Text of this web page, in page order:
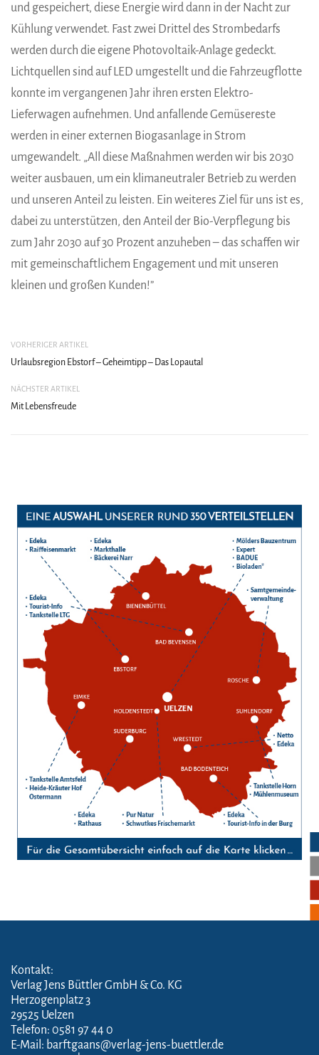
und gespeichert, diese Energie wird dann in der Nacht zur
Kühlung verwendet. Fast zwei Drittel des Strombedarfs
werden durch die eigene Photovoltaik-Anlage gedeckt.
Lichtquellen sind auf LED umgestellt und die Fahrzeugflotte
konnte im vergangenen Jahr ihren ersten Elektro-
Lieferwagen aufnehmen. Und anfallende Gemüsereste
werden in einer externen Biogasanlage in Strom
umgewandelt. „All diese Maßnahmen werden wir bis 2030
weiter ausbauen, um ein klimaneutraler Betrieb zu werden
und unseren Anteil zu leisten. Ein weiteres Ziel für uns ist es,
dabei zu unterstützen, den Anteil der Bio-Verpflegung bis
zum Jahr 2030 auf 30 Prozent anzuheben – das schaffen wir
mit gemeinschaftlichem Engagement und mit unseren
kleinen und großen Kunden!”
VORHERIGER ARTIKEL
Urlaubsregion Ebstorf – Geheimtipp – Das Lopautal
NÄCHSTER ARTIKEL
Mit Lebensfreude
Kontakt:
Verlag Jens Büttler GmbH & Co. KG
Herzogenplatz 3
29525 Uelzen
Telefon: 0581 97 44 0
E-Mail: barftgaans@verlag-jens-buettler.de